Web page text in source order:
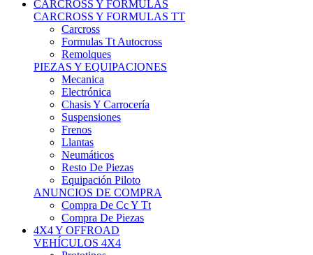
Carcross
Formulas Tt Autocross
Remolques
PIEZAS Y EQUIPACIONES
Mecanica
Electrónica
Chasis Y Carrocería
Suspensiones
Frenos
Llantas
Neumáticos
Resto De Piezas
Equipación Piloto
ANUNCIOS DE COMPRA
Compra De Cc Y Tt
Compra De Piezas
4X4 Y OFFROAD
VEHÍCULOS 4X4
Prototipos
Venta De Side By Side